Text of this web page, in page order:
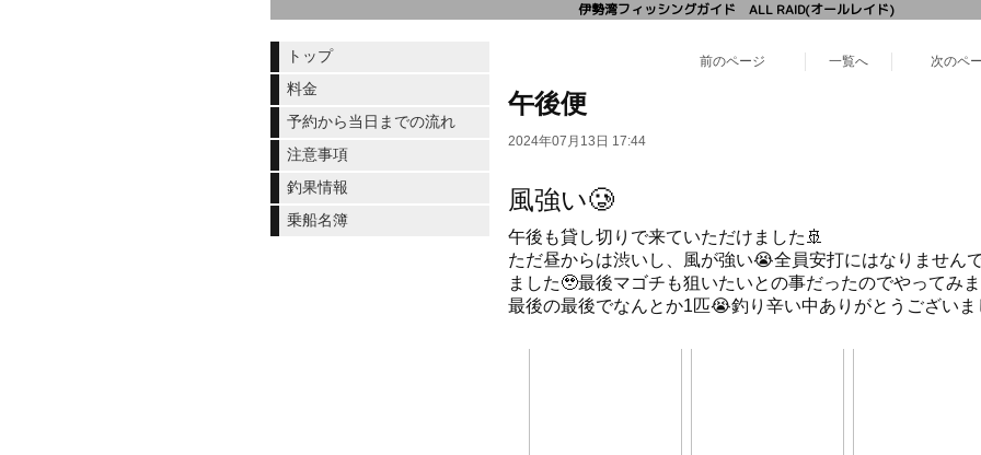
伊勢湾フィッシングガイド ALL RAID(オールレイド)
前のページ 一覧へ 次のペ
午後便
2024年07月13日 17:44
風強い🥲
午後も貸し切りで来ていただけました🚢
ただ昼からは渋いし、風が強い😭全員安打にはなりません
ました🥹最後マゴチも狙いたいとの事だったのでやってみ
最後の最後でなんとか1匹😭釣り辛い中ありがとうございま
トップ
料金
予約から当日までの流れ
注意事項
釣果情報
乗船名簿